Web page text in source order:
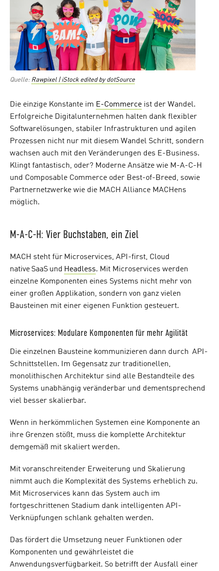
Quelle: Rawpixel | iStock edited by dotSource
Die einzige Konstante im E-Commerce ist der Wandel.
Erfolgreiche Digitalunternehmen halten dank flexibler
Softwarelösungen, stabiler Infrastrukturen und agilen
Prozessen nicht nur mit diesem Wandel Schritt, sondern
wachsen auch mit den Veränderungen des E-Business.
Klingt fantastisch, oder? Moderne Ansätze wie M-A-C-H
und Composable Commerce oder Best-of-Breed, sowie
Partnernetzwerke wie die MACH Alliance MACHens
möglich.
M-A-C-H: Vier Buchstaben, ein Ziel
MACH steht für Microservices, API-first, Cloud
native SaaS und Headless. Mit Microservices werden
einzelne Komponenten eines Systems nicht mehr von
einer großen Applikation, sondern von ganz vielen
Bausteinen mit einer eigenen Funktion gesteuert.
Microservices: Modulare Komponenten für mehr Agilität
Die einzelnen Bausteine kommunizieren dann durch API-
Schnittstellen. Im Gegensatz zur traditionellen,
monolithischen Architektur sind alle Bestandteile des
Systems unabhängig veränderbar und dementsprechend
viel besser skalierbar.
Wenn in herkömmlichen Systemen eine Komponente an
ihre Grenzen stößt, muss die komplette Architektur
demgemäß mit skaliert werden.
Mit voranschreitender Erweiterung und Skalierung
nimmt auch die Komplexität des Systems erheblich zu.
Mit Microservices kann das System auch im
fortgeschrittenen Stadium dank intelligenten API-
Verknüpfungen schlank gehalten werden.
Das fördert die Umsetzung neuer Funktionen oder
Komponenten und gewährleistet die
Anwendungsverfügbarkeit. So betrifft der Ausfall einer